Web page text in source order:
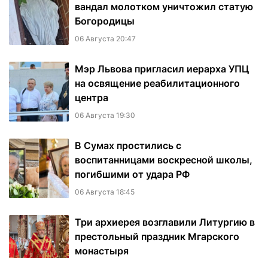
вандал молотком уничтожил статую
Богородицы
06 Августа 20:47
Мэр Львова пригласил иерарха УПЦ
на освящение реабилитационного
центра
06 Августа 19:30
В Сумах простились с
воспитанницами воскресной школы,
погибшими от удара РФ
06 Августа 18:45
Три архиерея возглавили Литургию в
престольный праздник Мгарского
монастыря